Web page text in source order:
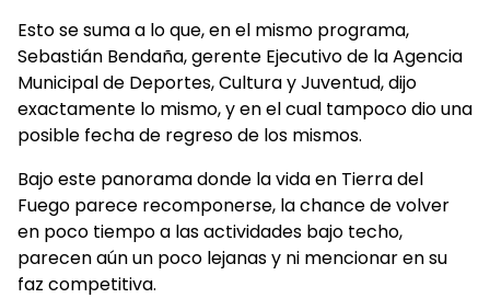
Esto se suma a lo que, en el mismo programa,
Sebastián Bendaña, gerente Ejecutivo de la Agencia
Municipal de Deportes, Cultura y Juventud, dijo
exactamente lo mismo, y en el cual tampoco dio una
posible fecha de regreso de los mismos.
Bajo este panorama donde la vida en Tierra del
Fuego parece recomponerse, la chance de volver
en poco tiempo a las actividades bajo techo,
parecen aún un poco lejanas y ni mencionar en su
faz competitiva.